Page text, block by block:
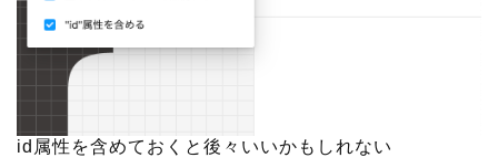
id属性を含めておくと後々いいかもしれない